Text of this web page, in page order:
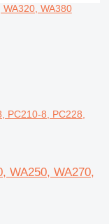
PC210-8, PC228,
WA250, WA270,